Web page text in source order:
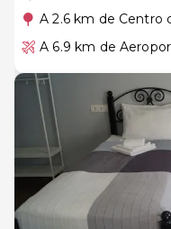
A 2.6 km de Centro
A 6.9 km de